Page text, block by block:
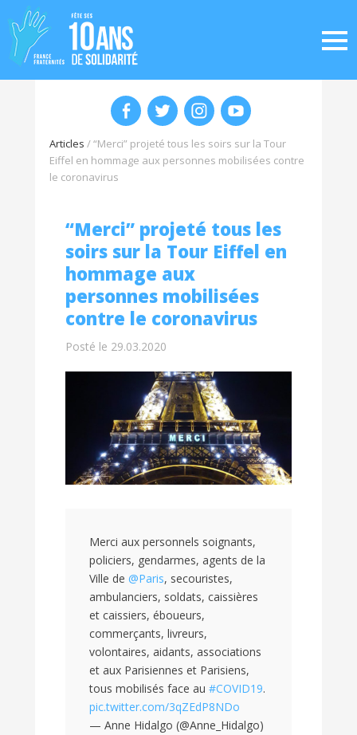
Articles /“Merci” projeté tous les soirs sur la Tour
Eiffel en hommage aux personnes mobilisées contre
le coronavirus
“Merci” projeté tous les
soirs sur la Tour Eiffel en
hommage aux
personnes mobilisées
contre le coronavirus
Posté le 29.03.2020
Merci aux personnels soignants,
policiers, gendarmes, agents de la
Ville de @Paris, secouristes,
ambulanciers, soldats, caissières
et caissiers, éboueurs,
commerçants, livreurs,
volontaires, aidants, associations
et aux Parisiennes et Parisiens,
tous mobilisés face au #COVID19.
pic.twitter.com/3qZEdP8NDo
— Anne Hidalgo (@Anne_Hidalgo)